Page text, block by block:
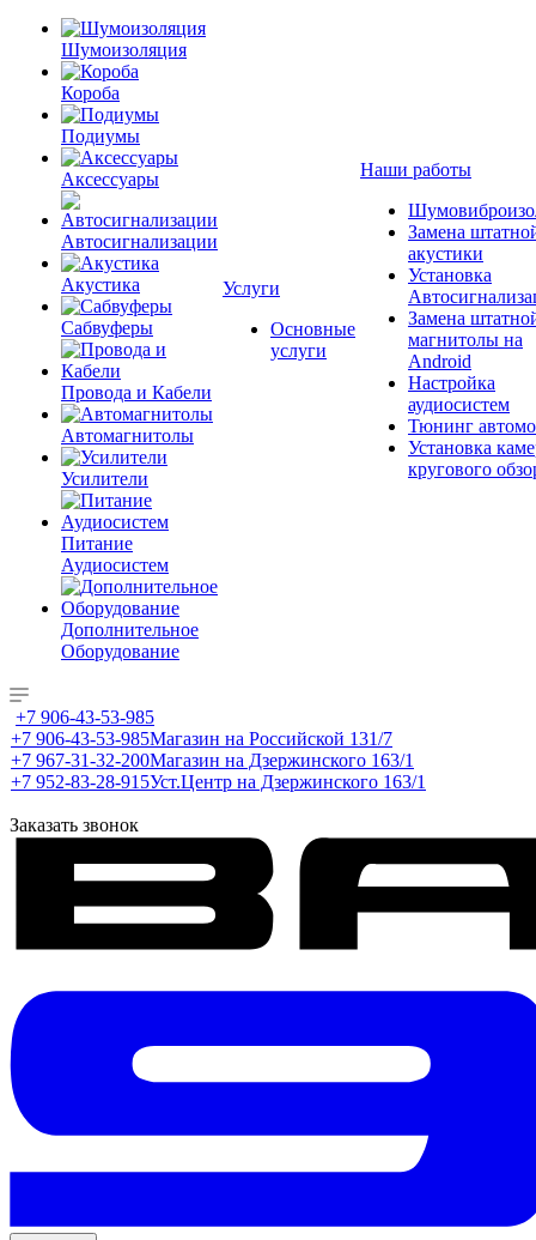
Шумоизоляция
Короба
Подиумы
Аксессуары
Автосигнализации
Акустика
Сабвуферы
Провода и Кабели
Автомагнитолы
Усилители
Питание
Аудиосистем
Дополнительное
Оборудование
Услуги
Основные
услуги
Наши работы
Замена
акустики
Установка
Замена
магнитолы на
Android
Настройка
аудиосистем
Тюнинг
Установка
кругового
+7 906-43-53-985
+7 906-43-53-985Магазин на Российской 131/7
+7 967-31-32-200Магазин на Дзержинского 163/1
+7 952-83-28-915Уст.Центр на Дзержинского 163/1
Заказать звонок